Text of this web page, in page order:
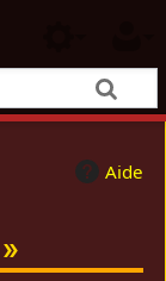
Aide